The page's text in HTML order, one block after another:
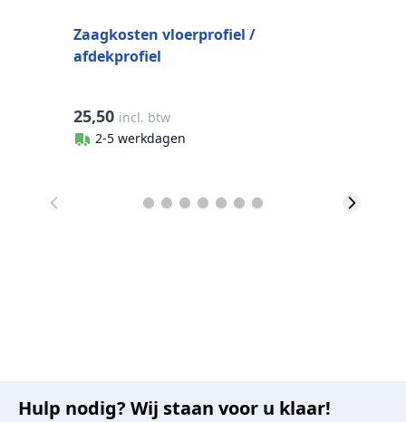
Zaagkosten vloerprofiel /
afdekprofiel
25,50 incl. btw
2-5 werkdagen
Hulp nodig? Wij staan voor u klaar!